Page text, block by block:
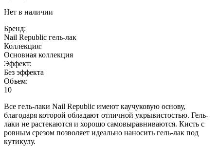
Нет в наличии
Бренд:
Nail Republic гель-лак
Коллекция:
Основная коллекция
Эффект:
Без эффекта
Объем:
10
Все гель-лаки Nail Republic имеют каучуковую основу,
благодаря которой обладают отличной укрывистостью. Гель-
лаки не растекаются и хорошо самовыравниваются. Кисть с
ровным срезом позволяет идеально наносить гель-лак под
кутикулу.